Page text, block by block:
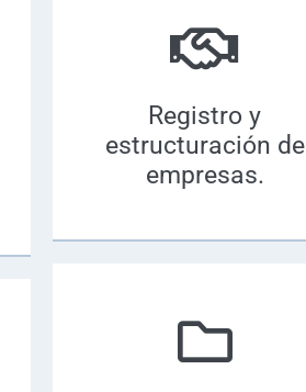
Registro y
estructuración de
empresas.